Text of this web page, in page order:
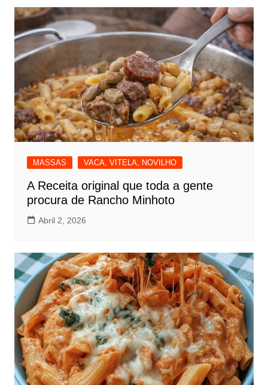
MASSAS VACA, VITELA, NOVILHO
A Receita original que toda a gente
procura de Rancho Minhoto
Abril 2, 2026